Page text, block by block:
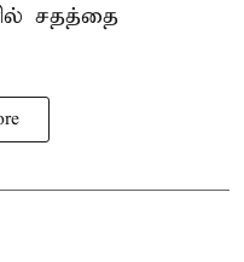
சதத்தை